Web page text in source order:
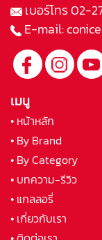
เบอร์โทร02-
E-mail:
เมนู
• หน้าหลัก
• By Brand
• By Category
• บทความ-รีวิว
• แกลลอรี่
• เกี่ยวกับเรา